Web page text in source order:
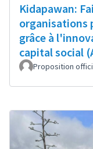
Kidapawan:
organisations
grâce à
capital social
Proposition